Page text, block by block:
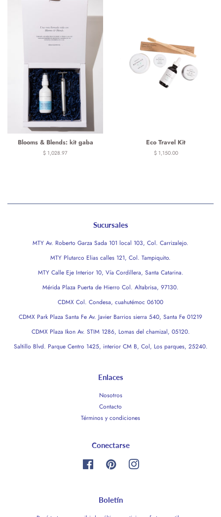
Blooms & Blends: kit gaba
Precio
$ 1,028.97
Eco Travel Kit
Precio
$ 1,150.00
Sucursales
MTY Av. Roberto Garza Sada 101 local 103, Col. Carrizalejo.
MTY Plutarco Elias calles 121, Col. Tampiquito.
MTY Calle Eje Interior 10, Vía Cordillera, Santa Catarina.
Mérida Plaza Puerta de Hierro Col. Altabrisa, 97130.
CDMX Col. Condesa, cuahutémoc 06100
CDMX Park Plaza Santa Fe Av. Javier Barrios sierra 540, Santa Fe 01219
CDMX Plaza Ikon Av. STIM 1286, Lomas del chamizal, 05120.
Saltillo Blvd. Parque Centro 1425, interior CM B, Col, Los parques, 25240.
Enlaces
Nosotros
Contacto
Términos y condiciones
Conectarse
FacebookPinterestInstagram
Boletín